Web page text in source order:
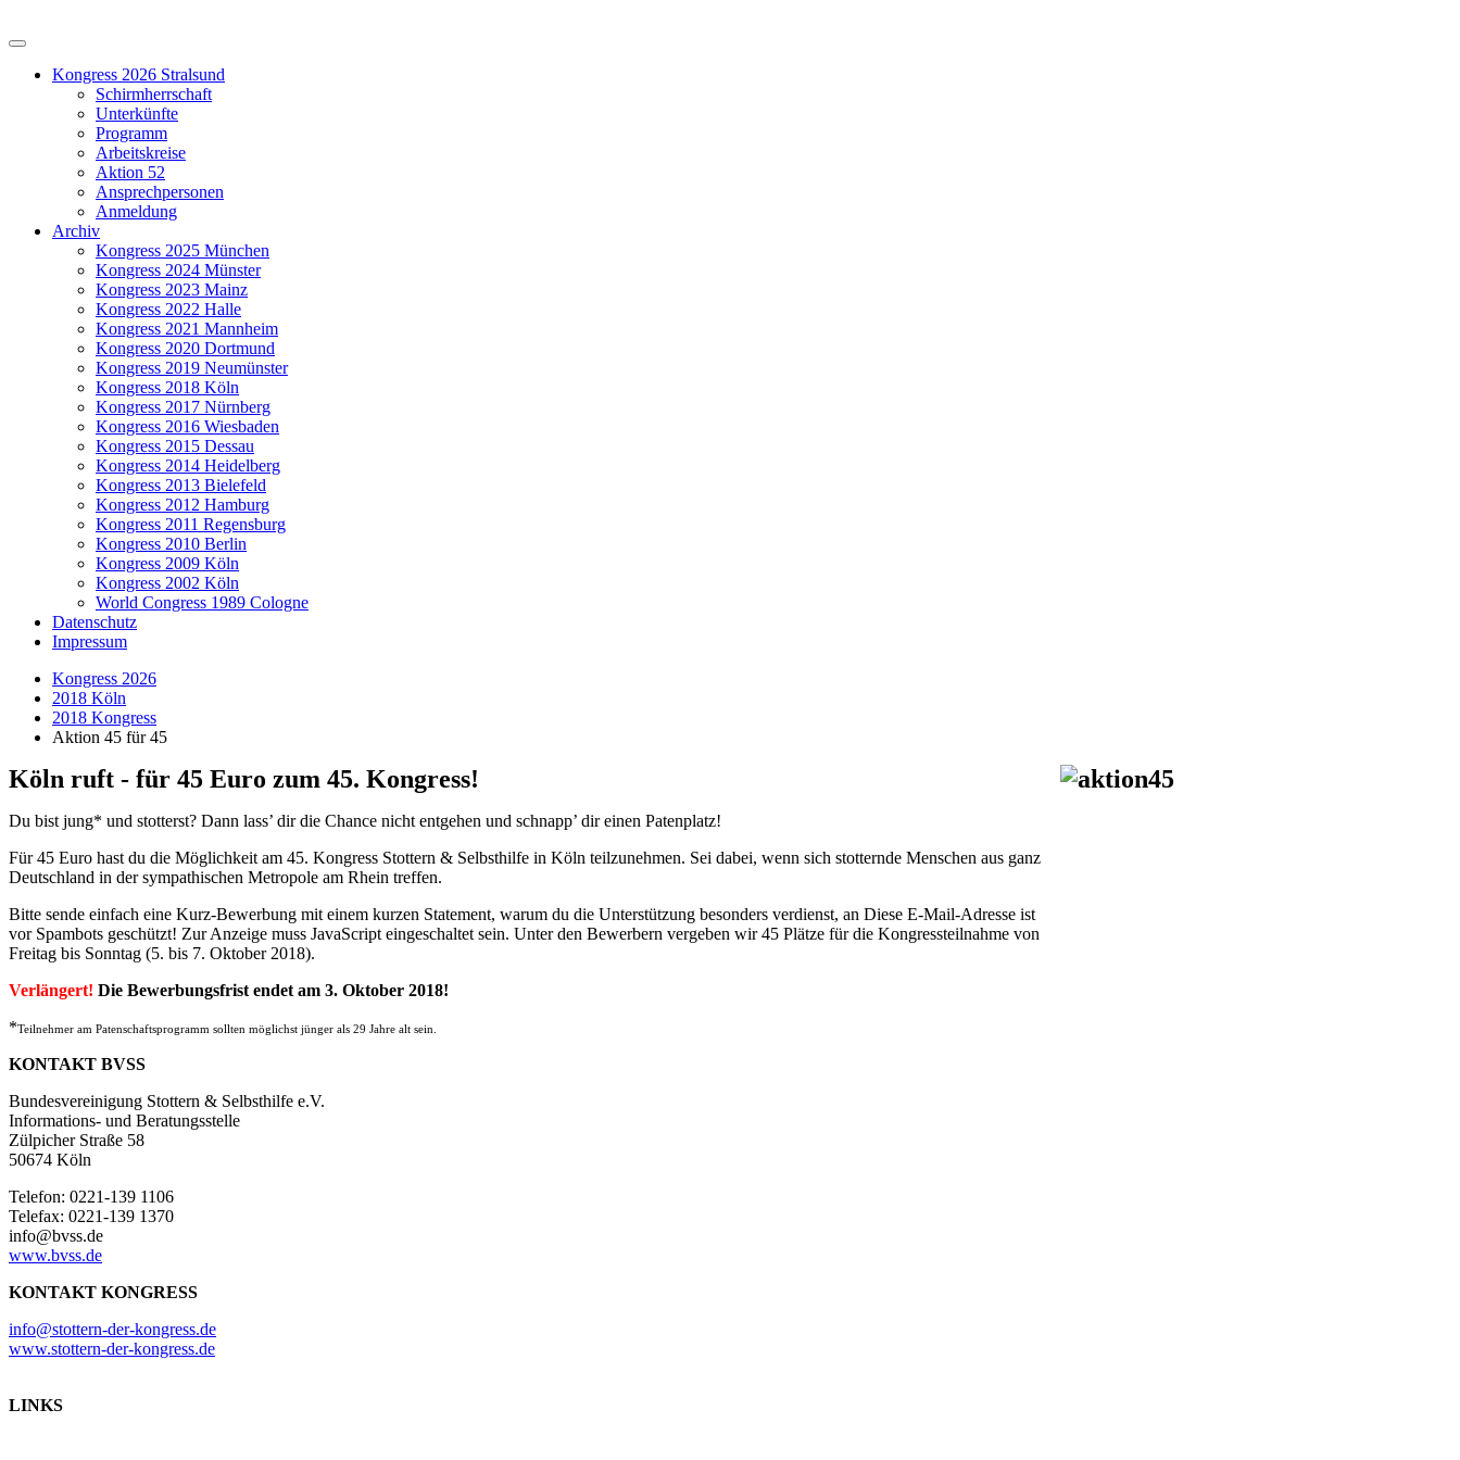
Kongress 2026 Stralsund
Schirmherrschaft
Unterkünfte
Programm
Arbeitskreise
Aktion 52
Ansprechpersonen
Anmeldung
Archiv
Kongress 2025 München
Kongress 2024 Münster
Kongress 2023 Mainz
Kongress 2022 Halle
Kongress 2021 Mannheim
Kongress 2020 Dortmund
Kongress 2019 Neumünster
Kongress 2018 Köln
Kongress 2017 Nürnberg
Kongress 2016 Wiesbaden
Kongress 2015 Dessau
Kongress 2014 Heidelberg
Kongress 2013 Bielefeld
Kongress 2012 Hamburg
Kongress 2011 Regensburg
Kongress 2010 Berlin
Kongress 2009 Köln
Kongress 2002 Köln
World Congress 1989 Cologne
Datenschutz
Impressum
Kongress 2026
2018 Köln
2018 Kongress
Aktion 45 für 45
Köln ruft - für 45 Euro zum 45. Kongress!
Du bist jung* und stotterst? Dann lass’ dir die Chance nicht entgehen und schnapp’ dir einen Patenplatz!
Für 45 Euro hast du die Möglichkeit am 45. Kongress Stottern & Selbsthilfe in Köln teilzunehmen. Sei dabei, wenn sich stotternde Menschen aus ganz
Deutschland in der sympathischen Metropole am Rhein treffen.
Bitte sende einfach eine Kurz-Bewerbung mit einem kurzen Statement, warum du die Unterstützung besonders verdienst, an Diese E-Mail-Adresse ist
vor Spambots geschützt! Zur Anzeige muss JavaScript eingeschaltet sein. Unter den Bewerbern vergeben wir 45 Plätze für die Kongressteilnahme von
Freitag bis Sonntag (5. bis 7. Oktober 2018).
Verlängert! Die Bewerbungsfrist endet am 3. Oktober 2018!
*Teilnehmer am Patenschaftsprogramm sollten möglichst jünger als 29 Jahre alt sein.
KONTAKT BVSS
Bundesvereinigung Stottern & Selbsthilfe e.V.
Informations- und Beratungsstelle
Zülpicher Straße 58
50674 Köln
Telefon: 0221-139 1106
Telefax: 0221-139 1370
info@bvss.de
www.bvss.de
KONTAKT KONGRESS
info@stottern-der-kongress.de
www.stottern-der-kongress.de
LINKS